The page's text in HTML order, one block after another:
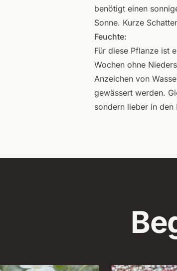
benötigt einen
Sonne. Kurze
Feuchte:
Für diese Pflanze ist
Wochen ohne
Anzeichen von
gewässert werden.
sondern lieber in